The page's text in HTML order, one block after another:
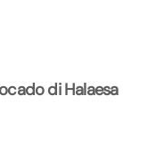
di Halaesa